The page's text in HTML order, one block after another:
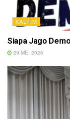
KALTIM
Siapa Jago
29 MEI 2026